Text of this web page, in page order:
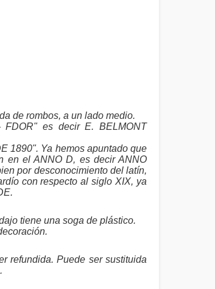
de rombos, a un lado medio.
es decir E. BELMONT
1890". Ya hemos apuntado que
en el ANNO D, es decir ANNO
por desconocimiento del latín,
con respecto al siglo XIX, ya
tiene una soga de plástico.
refundida. Puede ser sustituida